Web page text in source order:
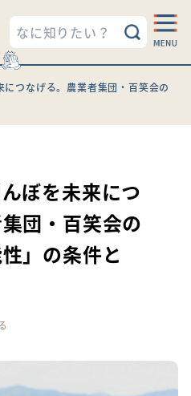
つなげる。農業者集団・百笑会の
ぼを未来につ
団・百笑会の
」の条件と